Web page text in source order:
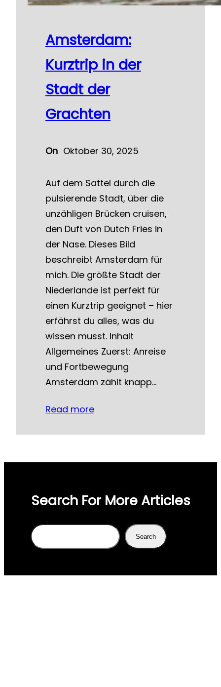
Amsterdam:
Kurztrip in der
Stadt der
Grachten
On Oktober 30, 2025
Auf dem Sattel durch die
pulsierende Stadt, über die
unzähligen Brücken cruisen,
den Duft von Dutch Fries in
der Nase. Dieses Bild
beschreibt Amsterdam für
mich. Die größte Stadt der
Niederlande ist perfekt für
einen Kurztrip geeignet – hier
erfährst du alles, was du
wissen musst. Inhalt
Allgemeines Zuerst: Anreise
und Fortbewegung
Amsterdam zählt knapp…
Read more
Search For More Articles
Search Search